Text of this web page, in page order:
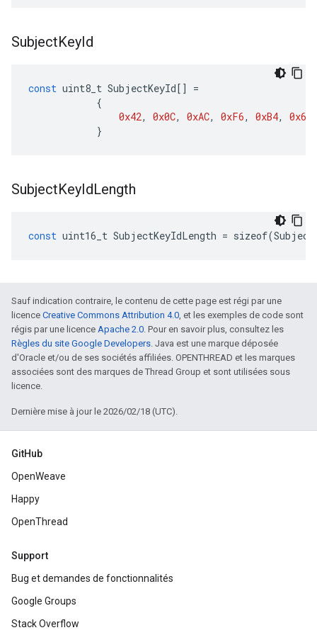
SubjectKeyId
const uint8_t SubjectKeyId[]
=
{
0x42, 0x0C, 0xAC, 0xF6, 0xB4, 0x64
}
SubjectKeyIdLength
const uint16_t SubjectKeyIdLength = sizeof(
Sauf indication contraire, le contenu de cette page est régi par une
licence Creative Commons Attribution 4.0, et les exemples de code sont
régis par une licence Apache 2.0. Pour en savoir plus, consultez les
Règles du site Google Developers. Java est une marque déposée
d'Oracle et/ou de ses sociétés affiliées. OPENTHREAD et les marques
associées sont des marques de Thread Group et sont utilisées sous
licence.
Dernière mise à jour le 2026/02/18 (UTC).
GitHub
OpenWeave
Happy
OpenThread
Support
Bug et demandes de fonctionnalités
Google Groups
Stack Overflow